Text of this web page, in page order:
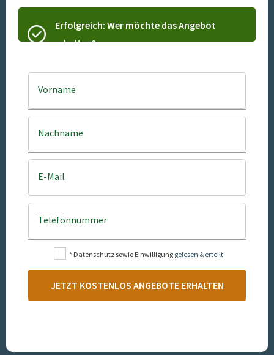
Erfolgreich: Wer möchte das Angebot
erhalten?
Vorname
Nachname
E-Mail
Telefonnummer
* Datenschutz sowie Einwilligung gelesen & erteilt
JETZT KOSTENLOS ANGEBOTE ERHALTEN